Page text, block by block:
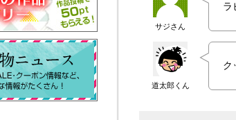
サジさん
ラ
道太郎くん
ク